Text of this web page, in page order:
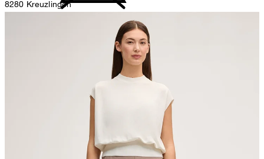
repassage à température moyenne
8280 Kreuzlingen
contact@strellson.com